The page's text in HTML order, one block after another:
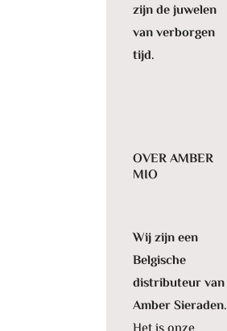
zijn de juwelen
van verborgen
tijd.
OVER AMBER
MIO
Wij zijn een
Belgische
distributeur van
Amber Sieraden.